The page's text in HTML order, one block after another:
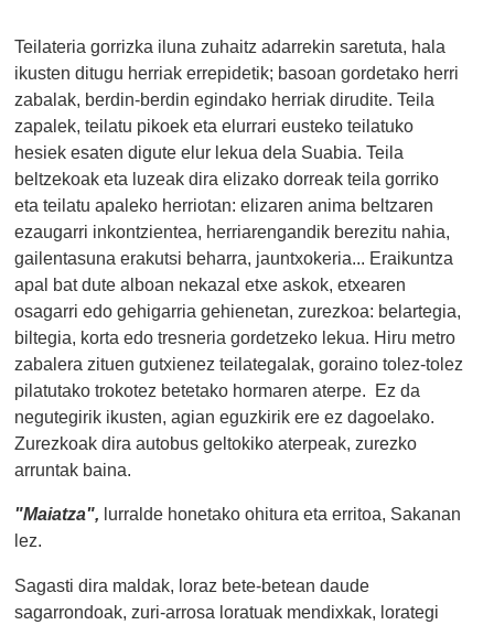
Teilateria gorrizka iluna zuhaitz adarrekin saretuta, hala
ikusten ditugu herriak errepidetik; basoan gordetako herri
zabalak, berdin-berdin egindako herriak dirudite. Teila
zapalek, teilatu pikoek eta elurrari eusteko teilatuko
hesiek esaten digute elur lekua dela Suabia. Teila
beltzekoak eta luzeak dira elizako dorreak teila gorriko
eta teilatu apaleko herriotan: elizaren anima beltzaren
ezaugarri inkontzientea, herriarengandik berezitu nahia,
gailentasuna erakutsi beharra, jauntxokeria... Eraikuntza
apal bat dute alboan nekazal etxe askok, etxearen
osagarri edo gehigarria gehienetan, zurezkoa: belartegia,
biltegia, korta edo tresneria gordetzeko lekua. Hiru metro
zabalera zituen gutxienez teilategalak, goraino tolez-tolez
pilatutako trokotez betetako hormaren aterpe. Ez da
negutegirik ikusten, agian eguzkirik ere ez dagoelako.
Zurezkoak dira autobus geltokiko aterpeak, zurezko
arruntak baina.
"Maiatza", lurralde honetako ohitura eta erritoa, Sakanan
lez.
Sagasti dira maldak, loraz bete-betean daude
sagarrondoak, zuri-arrosa loratuak mendixkak, lorategi